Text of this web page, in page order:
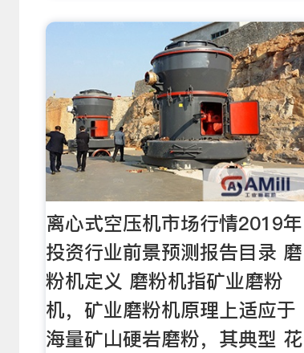
离心式空压机市场行情2019年
投资行业前景预测报告目录 磨
粉机定义 磨粉机指矿业磨粉
机，矿业磨粉机原理上适应于
海量矿山硬岩磨粉，其典型 花